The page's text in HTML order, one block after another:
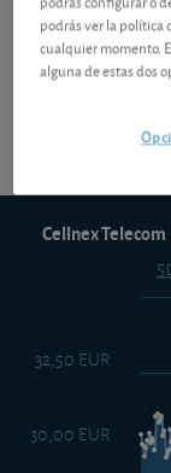
Cellnex Telecom
30,00 EUR
32,50 EUR
podrás ver la política
cualquier momento.
alguna de estas dos